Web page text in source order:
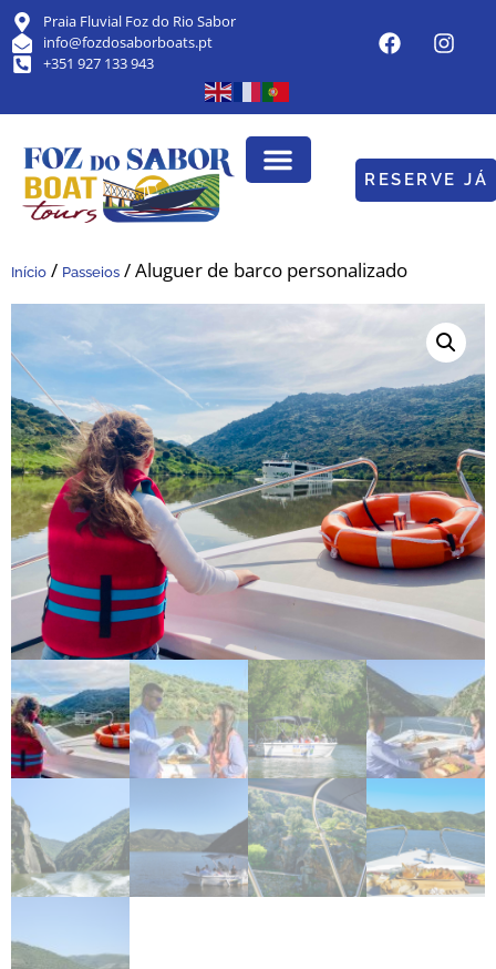
Praia Fluvial Foz do Rio Sabor
info@fozdosaborboats.pt
+351 927 133 943
RESERVE JÁ
Início / Passeios / Aluguer de barco personalizado